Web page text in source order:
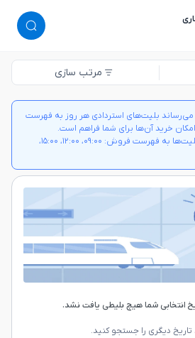
مرتب سازی
می‌رساند بلیت‌های استردادی هر روز به فهرست
خرید آن‌ها برای شما فراهم است.
ساعت‌های افزوده شدن بلیت‌ها به فهرست فروش: ۰۹:۰۰، ۱۲:۰۰، ۱۵:۰۰،
انتخابی شما هیچ بلیطی یافت نشد.
تاریخ دیگری را جستجو کنید.